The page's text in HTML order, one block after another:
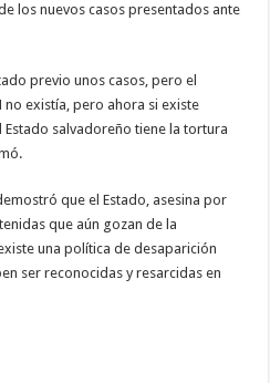
los nuevos casos presentados ante
previo unos casos, pero el
existía, pero ahora si existe
salvadoreño tiene la tortura
que el Estado, asesina por
que aún gozan de la
una política de desaparición
ser reconocidas y resarcidas en